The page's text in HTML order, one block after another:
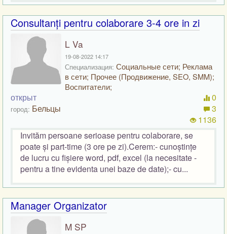
Consultanți pentru colaborare 3-4 ore in zi
L Va
19-08-2022 14:17
Специализация: Социальные сети; Реклама
в сети; Прочее (Продвижение, SEO, SMM);
Воспитатели;
открыт
город: Бельцы
0
3
1136
Invităm persoane serioase pentru colaborare, se
poate și part-time (3 ore pe zi).Cerem:- cunoștințe
de lucru cu fișiere word, pdf, excel (la necesitate -
pentru a tine evidenta unei baze de date);- cu...
Manager Organizator
M SP